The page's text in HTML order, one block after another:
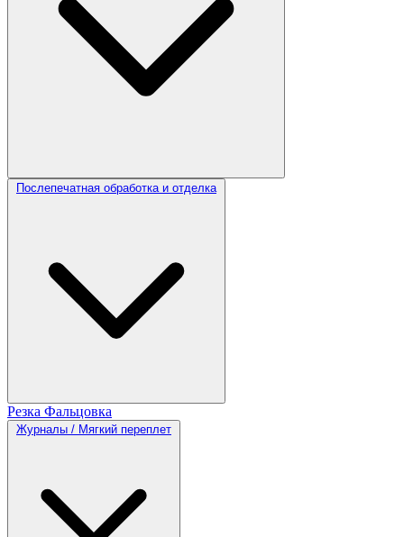
Послепечатная обработка и отделка
Резка Фальцовка
Журналы / Мягкий переплет